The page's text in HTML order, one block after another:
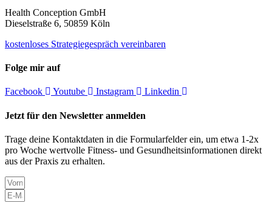
Health Conception GmbH
Dieselstraße 6, 50859 Köln
kostenloses Strategiegespräch vereinbaren
Folge mir auf
Facebook Youtube Instagram Linkedin
Jetzt für den Newsletter anmelden
Trage deine Kontaktdaten in die Formularfelder ein, um etwa 1-2x
pro Woche wertvolle Fitness- und Gesundheitsinformationen direkt
aus der Praxis zu erhalten.